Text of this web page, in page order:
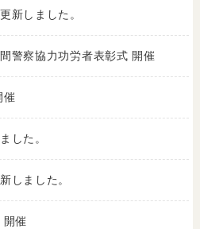
新しました。
警察協力功労者表彰式 開催
催
した。
しました。
開催